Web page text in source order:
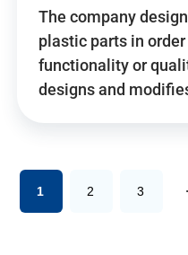
The company
plastic parts in
functionality or
designs and
1 2 3